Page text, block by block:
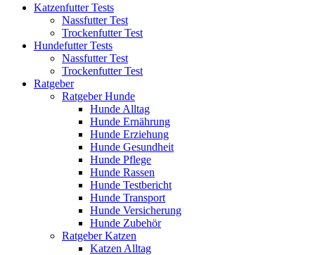
Katzenfutter Tests
Nassfutter Test
Trockenfutter Test
Hundefutter Tests
Nassfutter Test
Trockenfutter Test
Ratgeber
Ratgeber Hunde
Hunde Alltag
Hunde Ernährung
Hunde Erziehung
Hunde Gesundheit
Hunde Pflege
Hunde Rassen
Hunde Testbericht
Hunde Transport
Hunde Versicherung
Hunde Zubehör
Ratgeber Katzen
Katzen Alltag